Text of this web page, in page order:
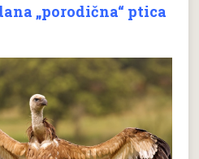
„porodična“ ptica